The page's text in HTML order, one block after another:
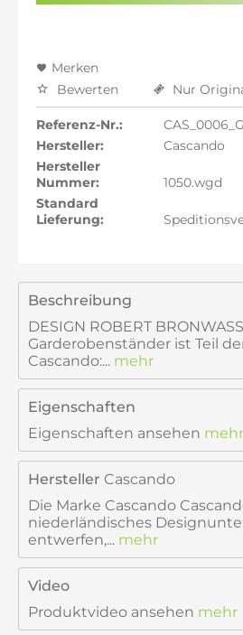
Merken
Bewerten
Nur
Referenz-Nr.:
Hersteller:
Cascando
Hersteller
Nummer:
1050.wgd
Standard
Lieferung:
Beschreibung
DESIGN ROBERT
Garderobenständer ist Teil
Cascando:... mehr
Eigenschaften
Eigenschaften ansehen mehr
Hersteller Cascando
Die Marke Cascando
niederländisches
entwerfen,... mehr
Video
Produktvideo ansehen mehr